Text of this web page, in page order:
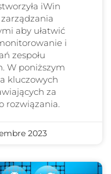
iWin
aby ułatwić
i
zespołu
W poniższym
kluczowych
za
rozwiązania.
2023